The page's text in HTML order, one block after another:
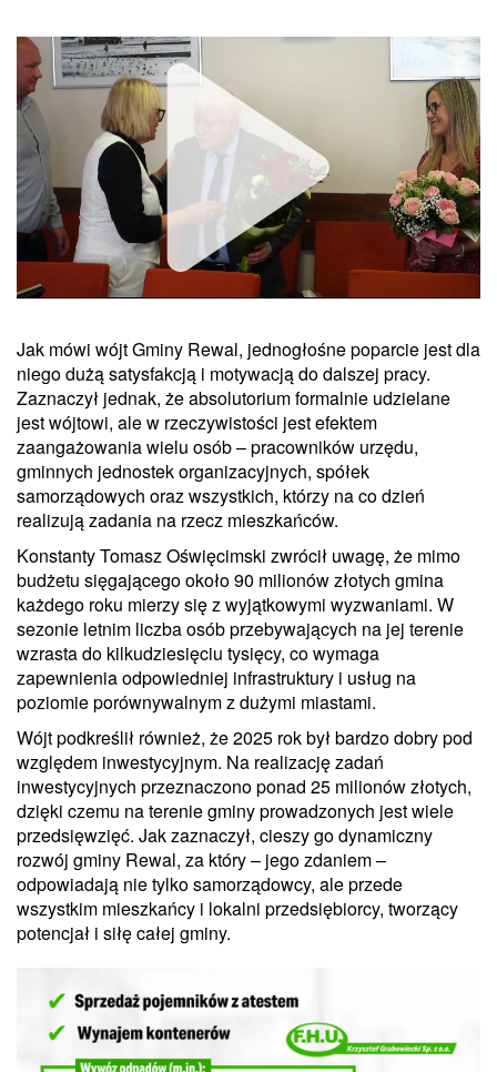
Unmute
Jak mówi wójt Gminy Rewal, jednogłośne poparcie jest dla
niego dużą satysfakcją i motywacją do dalszej pracy.
Zaznaczył jednak, że absolutorium formalnie udzielane
jest wójtowi, ale w rzeczywistości jest efektem
zaangażowania wielu osób – pracowników urzędu,
gminnych jednostek organizacyjnych, spółek
samorządowych oraz wszystkich, którzy na co dzień
realizują zadania na rzecz mieszkańców.
Konstanty Tomasz Oświęcimski zwrócił uwagę, że mimo
budżetu sięgającego około 90 milionów złotych gmina
każdego roku mierzy się z wyjątkowymi wyzwaniami. W
sezonie letnim liczba osób przebywających na jej terenie
wzrasta do kilkudziesięciu tysięcy, co wymaga
zapewnienia odpowiedniej infrastruktury i usług na
poziomie porównywalnym z dużymi miastami.
Wójt podkreślił również, że 2025 rok był bardzo dobry pod
względem inwestycyjnym. Na realizację zadań
inwestycyjnych przeznaczono ponad 25 milionów złotych,
dzięki czemu na terenie gminy prowadzonych jest wiele
przedsięwzięć. Jak zaznaczył, cieszy go dynamiczny
rozwój gminy Rewal, za który – jego zdaniem –
odpowiadają nie tylko samorządowcy, ale przede
wszystkim mieszkańcy i lokalni przedsiębiorcy, tworzący
potencjał i siłę całej gminy.